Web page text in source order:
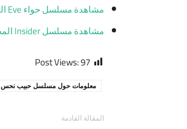
مشاهدة مسلسل حواء Eve الحلقة 10 العاشرة كاملة مترجمة
مشاهدة مسلسل Insider المطلع الحلقة 8 الثامنة مترجمة كاملة
Post Views:97
معلومات حول مسلسل حبيب نحس
المقالة القادمة